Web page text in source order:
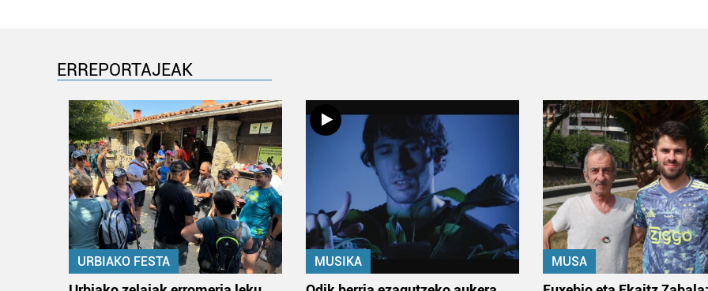
ERREPORTAJEAK
URBIAKO FESTA MUSIKA MUSA